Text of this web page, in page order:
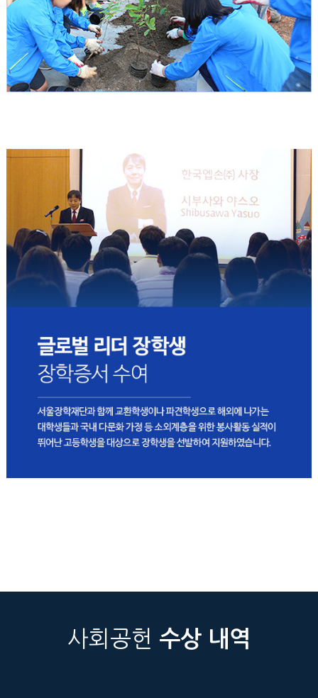
사회공헌 수상 내역